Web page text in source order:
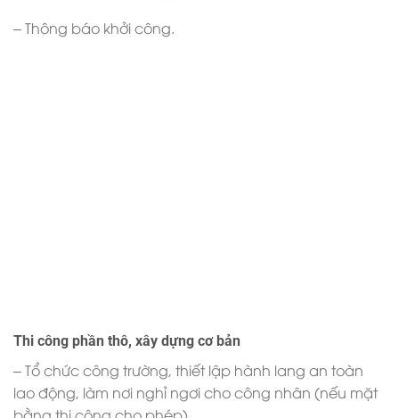
– Thông báo khởi công.
Thi công phần thô, xây dựng cơ bản
– Tổ chức công trường, thiết lập hành lang an toàn
lao động, làm nơi nghỉ ngơi cho công nhân (nếu mặt